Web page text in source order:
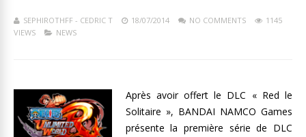
SEPHIROTHFF - CEDRIC T 18/07/2014 NO COMMENTS
1145
VIEWS
NEWS
Après avoir offert le DLC « Red le
Solitaire », BANDAI NAMCO Games
présente la première série de DLC